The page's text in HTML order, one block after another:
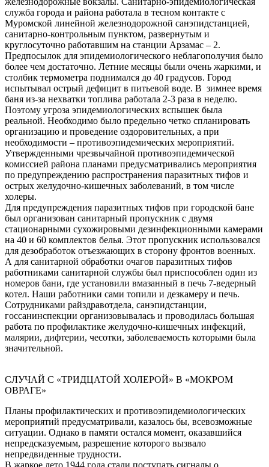
служба города и района работала в тесном контакте с
Муромской линейной железнодорожной санэпидстанцией,
санитарно-контрольным пунктом, развернутым и
круглосуточно работавшим на станции Арзамас – 2.
Предпосылок для эпидемиологического неблагополучия было
более чем достаточно. Летние месяцы были очень жаркими, и
столбик термометра поднимался до 40 градусов. Город
испытывал острый дефицит в питьевой воде. В зимнее время
баня из-за нехватки топлива работала 2-3 раза в неделю.
Поэтому угроза эпидемиологических вспышек была
реальной. Необходимо было предельно четко спланировать
организацию и проведение оздоровительных, а при
необходимости – противоэпидемических мероприятий.
Утвержденными чрезвычайной противоэпидемической
комиссией района планами предусматривались мероприятия
по предупреждению распространения паразитных тифов и
острых желудочно-кишечных заболеваний, в том числе
холеры.
Для предупреждения паразитных тифов при городской бане
был организован санитарный пропускник с двумя
стационарными сухожировыми дезинфекционными камерами
на 40 и 60 комплектов белья. Этот пропускник использовался
для дезобработок отъезжающих в сторону фронтов военных.
А для санитарной обработки очагов паразитных тифов
работниками санитарной службы был приспособлен один из
номеров бани, где установили вмазанный в печь 7-ведерный
котел. Наши работники сами топили и дезкамеру и печь.
Сотрудниками райздравотдела, санэпидстанции,
госсанинспекции организовывалась и проводилась большая
работа по профилактике желудочно-кишечных инфекций,
малярии, дифтерии, чесотки, заболеваемость которыми была
значительной.
СЛУЧАЙ С «ТРИДЦАТОЙ ХОЛЕРОЙ» В «МОКРОМ
ОВРАГЕ»
Планы профилактических и противоэпидемиологических
мероприятий предусматривали, казалось бы, всевозможные
ситуации. Однако в памяти остался момент, оказавшийся
непредсказуемым, разрешение которого вызвало
непредвиденные трудности.
В жаркое лето 1944 года стали поступать сигналы о